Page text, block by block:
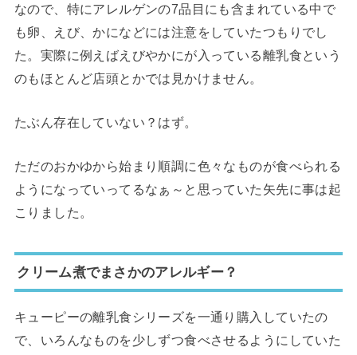
なので、特にアレルゲンの7品目にも含まれている中で
も卵、えび、かになどには注意をしていたつもりでし
た。実際に例えばえびやかにが入っている離乳食という
のもほとんど店頭とかでは見かけません。
たぶん存在していない？はず。
ただのおかゆから始まり順調に色々なものが食べられる
ようになっていってるなぁ～と思っていた矢先に事は起
こりました。
クリーム煮でまさかのアレルギー？
キューピーの離乳食シリーズを一通り購入していたの
で、いろんなものを少しずつ食べさせるようにしていた